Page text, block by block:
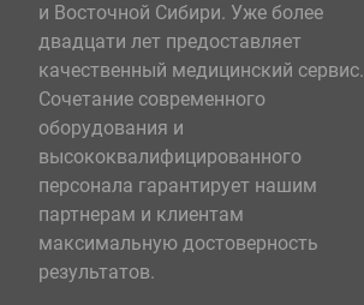
и Восточной Сибири. Уже более
двадцати лет предоставляет
качественный медицинский сервис.
Сочетание современного
оборудования и
высококвалифицированного
персонала гарантирует нашим
партнерам и клиентам
максимальную достоверность
результатов.